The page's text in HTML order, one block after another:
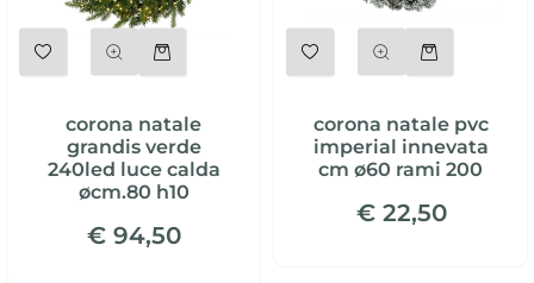
corona natale
grandis verde
240led luce calda
øcm.80 h10
€ 94,50
corona natale pvc
imperial innevata
cm ø60 rami 200
€ 22,50